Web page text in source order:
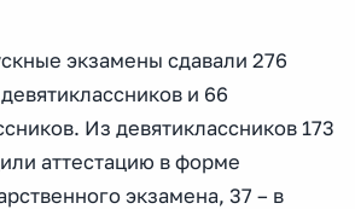
экзамены сдавали 276
и 66
Из девятиклассников 173
аттестацию в форме
экзамена, 37 – в